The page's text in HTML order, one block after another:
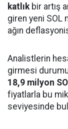
katlıkbir artış
giren yeni SOL
ağın
Analistlerin
girmesi
18,9 milyon
fiyatlarla bu
seviyesinde